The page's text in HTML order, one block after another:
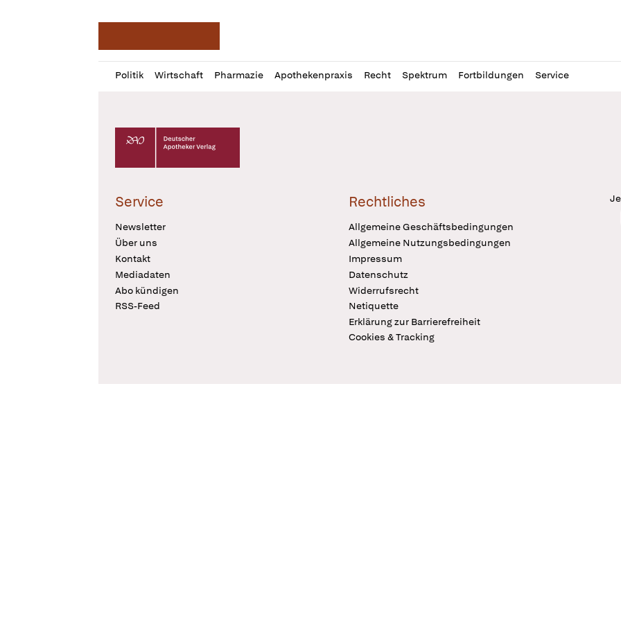
Politik Wirtschaft Pharmazie Apothekenpraxis Recht Spektrum Fortbildungen Service
Profil
öffnen
Daz
Pur
Deutscher Apotheker Verlag Logo
Service
Newsletter
Über uns
Kontakt
Mediadaten
Abo kündigen
RSS-Feed
Rechtliches
Allgemeine Geschäftsbedingungen
Allgemeine Nutzungsbedingungen
Impressum
Datenschutz
Widerrufsrecht
Netiquette
Erklärung zur Barrierefreiheit
Cookies & Tracking